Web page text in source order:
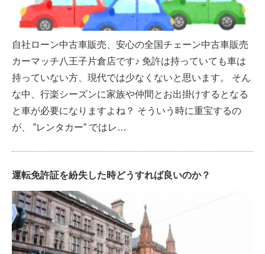
自社ローン中古車販売、安心の全国チェーン中古車販売
カーマッチ八王子片倉店です♪ 免許は持っていても車は
持っていない方、現代では少なくないと思います。 そん
な中、行楽シーズンに家族や仲間とお出掛けするとなる
と車が必要になりますよね？ そういう時に重宝するの
が、 ”レンタカー” ではレ…
運転免許証を紛失した時どうすれば良いのか？